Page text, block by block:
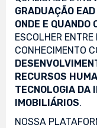
GRADUAÇÃO EAD
ONDE E QUANDO
ESCOLHER
CONHECIMENTO
RECURSOS
TECNOLOGIA DA
IMOBILIÁRIOS.
NOSSA